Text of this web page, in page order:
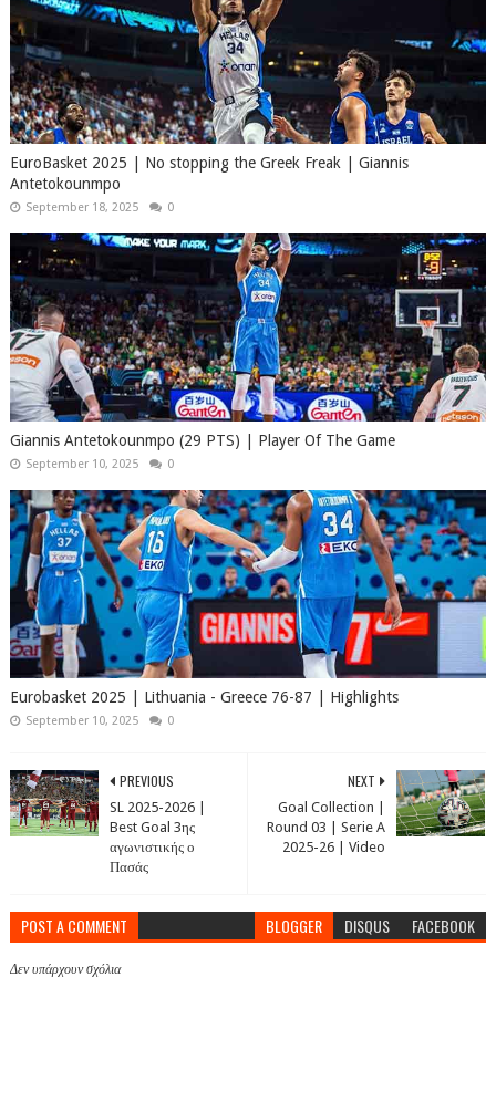
EuroBasket 2025 | No stopping the Greek Freak | Giannis
Antetokounmpo
September 18, 2025 0
Giannis Antetokounmpo (29 PTS) | Player Of The Game
September 10, 2025 0
Eurobasket 2025 | Lithuania - Greece 76-87 | Highlights
September 10, 2025 0
NEXT
Goal Collection |
Round 03 | Serie A
2025-26 | Video
PREVIOUS
SL 2025-2026 |
Best Goal 3ης
αγωνιστικής ο
Πασάς
POST A COMMENT BLOGGER DISQUS FACEBOOK
Δεν υπάρχουν σχόλια